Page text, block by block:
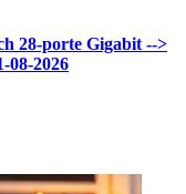
28-porte Gigabit -->
08-2026